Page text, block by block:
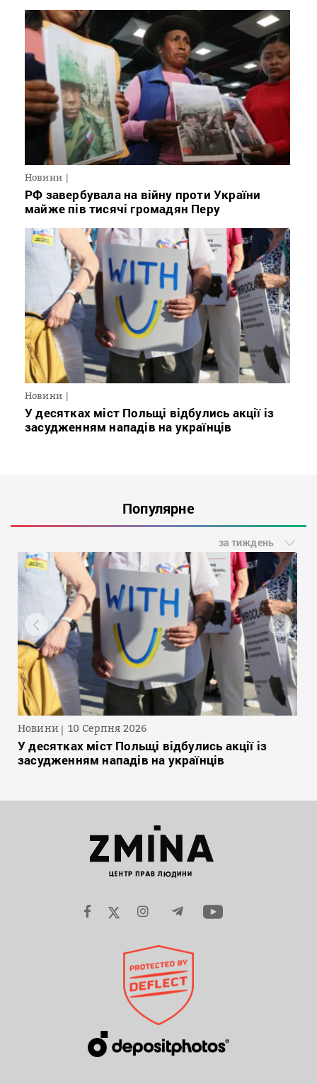
Новини
РФ завербувала на війну проти України
майже пів тисячі громадян Перу
Новини
У десятках міст Польщі відбулись акції із
засудженням нападів на українців
Популярне
за тиждень
Новини 10 Серпня 2026
У десятках міст Польщі відбулись акції із
засудженням нападів на українців